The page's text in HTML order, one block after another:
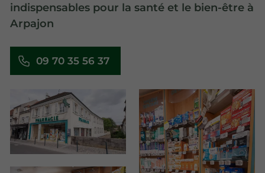
indispensables pour la santé et le bien-être à
Arpajon
09 70 35 56 37